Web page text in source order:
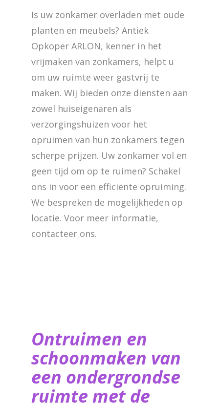
Is uw zonkamer overladen met oude
planten en meubels? Antiek
Opkoper ARLON, kenner in het
vrijmaken van zonkamers, helpt u
om uw ruimte weer gastvrij te
maken. Wij bieden onze diensten aan
zowel huiseigenaren als
verzorgingshuizen voor het
opruimen van hun zonkamers tegen
scherpe prijzen. Uw zonkamer vol en
geen tijd om op te ruimen? Schakel
ons in voor een efficiënte opruiming.
We bespreken de mogelijkheden op
locatie. Voor meer informatie,
contacteer ons.
Ontruimen en
schoonmaken van
een ondergrondse
ruimte met de